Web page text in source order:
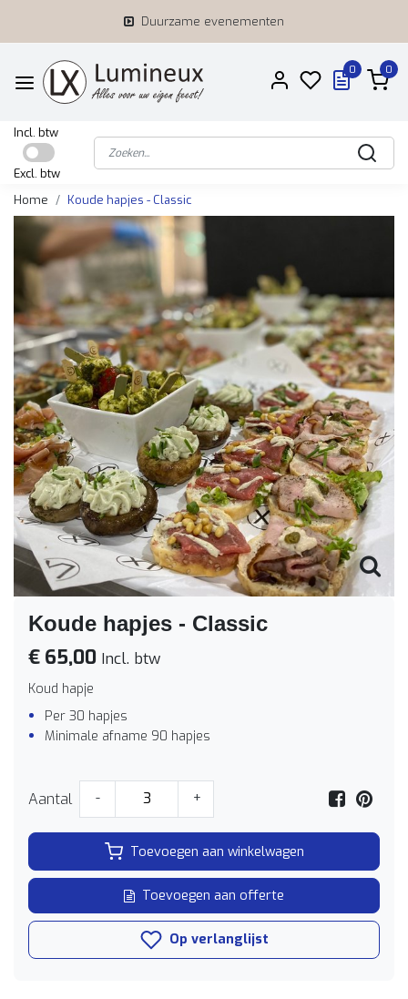
Duurzame evenementen
0 0
Incl. btw
Excl. btw
Home
Koude hapjes - Classic
Koude hapjes - Classic
€ 65,00 Incl. btw
Koud hapje
Per 30 hapjes
Minimale afname 90 hapjes
Aantal - +
Toevoegen aan winkelwagen
Toevoegen aan offerte
Op verlanglijst